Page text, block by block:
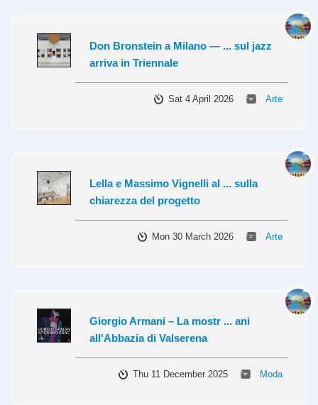
Don Bronstein a Milano — ... sul jazz
arriva in Triennale
Sat 4 April 2026 Arte
Lella e Massimo Vignelli al ... sulla
chiarezza del progetto
Mon 30 March 2026 Arte
Giorgio Armani – La mostr ... ani
all'Abbazia di Valserena
Thu 11 December 2025 Moda